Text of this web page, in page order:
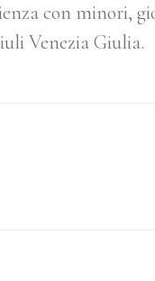
con minori,
Venezia Giulia.